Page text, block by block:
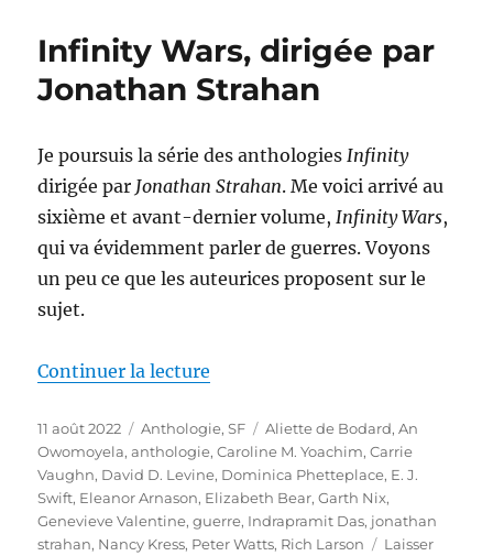
Infinity Wars, dirigée par
Jonathan Strahan
Je poursuis la série des anthologiesInfinity
dirigée par Jonathan Strahan. Me voici arrivé au
sixième et avant-dernier volume,Infinity Wars,
qui va évidemment parler de guerres. Voyons
un peu ce que les auteurices proposent sur le
sujet.
Continuer la lecture
Publié
le
11 août 2022 Catégories
Anthologie,SF Étiquettes
Aliette de Bodard,An
Owomoyela,anthologie,Caroline M. Yoachim,Carrie
Vaughn, David D. Levine, Dominica Phetteplace, E. J.
Swift, Eleanor Arnason, Elizabeth Bear,Garth Nix,
Genevieve Valentine,guerre, Indrapramit Das, jonathan
strahan, Nancy Kress, Peter Watts, Rich Larson
Laisser